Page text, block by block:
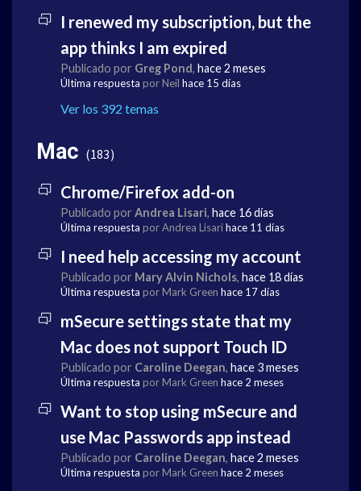
I renewed my subscription, but the
app thinks I am expired
Publicado por Greg Pond, hace 2 meses
Última respuesta por Neil hace 15 días
Ver los 392 temas
Mac 183
Chrome/Firefox add-on
Publicado por Andrea Lisari, hace 16 días
Última respuesta por Andrea Lisarihace 11 días
I need help accessing my account
Publicado por Mary Alvin Nichols, hace 18 días
Última respuesta por Mark Green hace 17 días
mSecure settings state that my
Mac does not support Touch ID
Publicado por Caroline Deegan, hace 3 meses
Última respuesta por Mark Green hace 2 meses
Want to stop using mSecure and
use Mac Passwords app instead
Publicado por Caroline Deegan, hace 2 meses
Última respuesta por Mark Green hace 2 meses